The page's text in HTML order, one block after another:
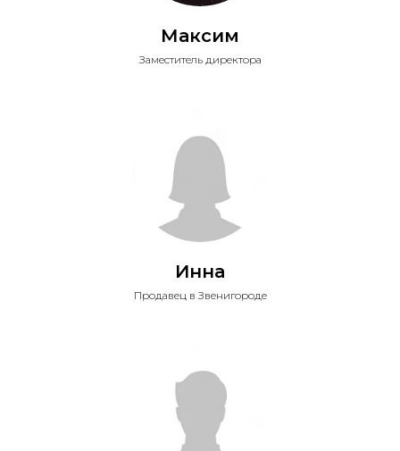
Максим
Заместитель директора
Инна
Продавец в Звенигороде